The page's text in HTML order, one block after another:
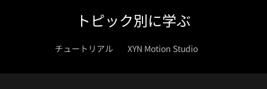
トピック別に学ぶ
チュートリアル XYN Motion Studio